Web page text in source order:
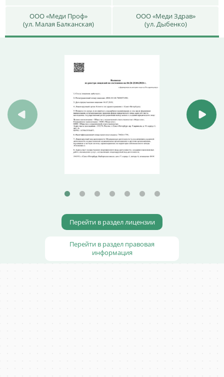
ООО «Меди Проф»
(ул. Малая Балканская)
ООО «Меди Здрав»
(ул. Дыбенко)
Перейти в раздел лицензии
Перейти в раздел правовая
информация